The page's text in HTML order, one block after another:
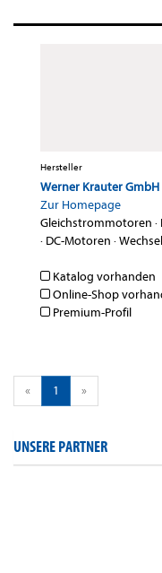
Hersteller
Werner Krauter GmbH
Zur Homepage
Gleichstrommotoren ·
· DC-Motoren ·
Katalog vorhanden
Online-Shop
Premium-Profil
« 1 »
UNSERE PARTNER